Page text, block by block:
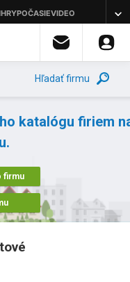
Hľadať firmu
katalógu firiem
firmu